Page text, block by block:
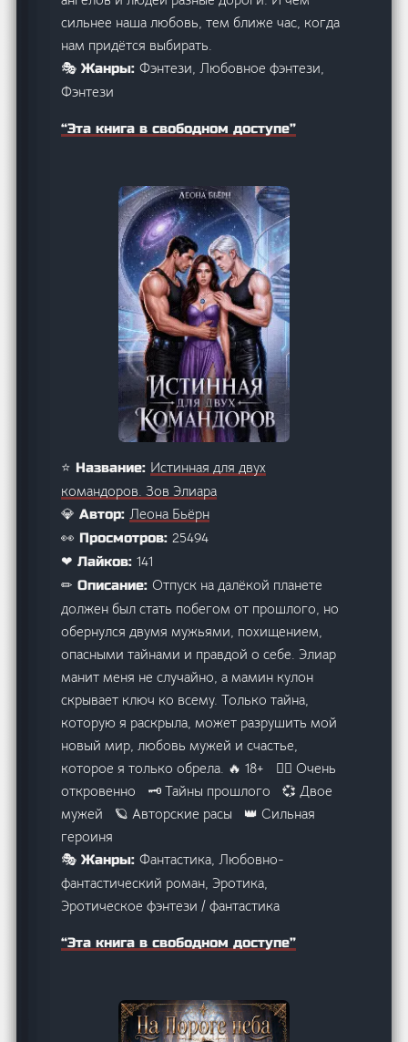
сильнее наша любовь, тем ближе час, когда
нам придётся выбирать.
🎭 Жанры:Фэнтези, Любовное фэнтези,
Фэнтези
“Эта книга в свободном доступе”
⭐ Название: Истинная для двух
командоров. Зов Элиара
💎 Автор:Леона Бьёрн
👀 Просмотров:25494
❤ Лайков:141
✏ Описание:Отпуск на далёкой планете
должен был стать побегом от прошлого, но
обернулся двумя мужьями, похищением,
опасными тайнами и правдой о себе. Элиар
манит меня не случайно, а мамин кулон
скрывает ключ ко всему. Только тайна,
которую я раскрыла, может разрушить мой
новый мир, любовь мужей и счастье,
которое я только обрела. 🔥 18+ ❤️‍🔥 Очень
откровенно 🗝️ Тайны прошлого 💞 Двое
мужей 🪐 Авторские расы 👑 Сильная
героиня
🎭 Жанры:Фантастика, Любовно-
фантастический роман, Эротика,
Эротическое фэнтези / фантастика
“Эта книга в свободном доступе”